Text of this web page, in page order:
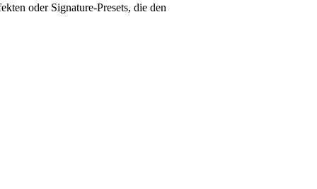
oder Signature-Presets, die den